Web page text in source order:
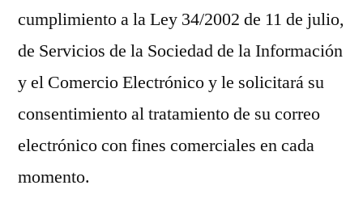
cumplimiento a la Ley 34/2002 de 11 de julio,
de Servicios de la Sociedad de la Información
y el Comercio Electrónico y le solicitará su
consentimiento al tratamiento de su correo
electrónico con fines comerciales en cada
momento.